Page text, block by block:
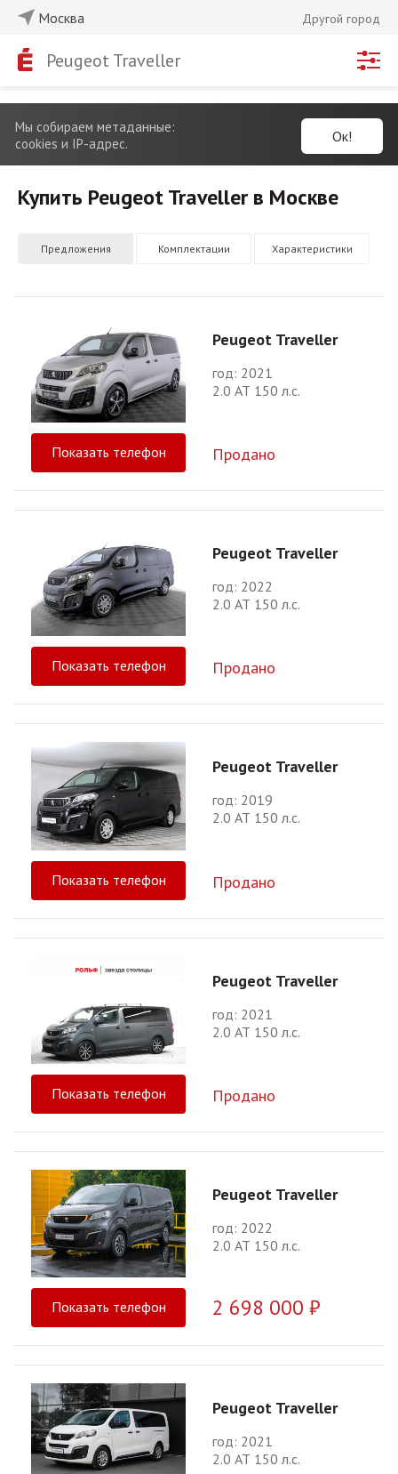
Москва Другой город
Peugeot Traveller
Мы собираем метаданные:
cookies и IP-адрес.
Ок!
Купить Peugeot Traveller в Москве
Предложения Комплектации Характеристики
Peugeot Traveller
год: 2021
2.0 АТ 150 л.с.
Показать телефон Продано
Peugeot Traveller
год: 2022
2.0 АТ 150 л.с.
Показать телефон Продано
Peugeot Traveller
год: 2019
2.0 АТ 150 л.с.
Показать телефон Продано
Peugeot Traveller
год: 2021
2.0 АТ 150 л.с.
Показать телефон Продано
Peugeot Traveller
год: 2022
2.0 АТ 150 л.с.
Показать телефон 2 698 000 ₽
Peugeot Traveller
год: 2021
2.0 АТ 150 л.с.